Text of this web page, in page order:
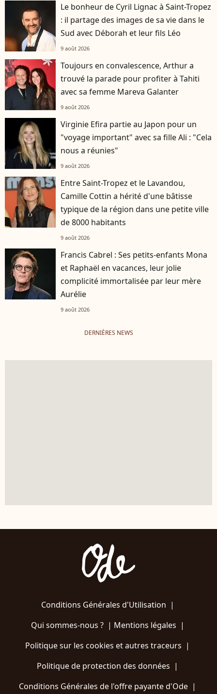
Le bonheur de Cyril Lignac à Saint-Tropez
: il partage des images de sa vie dans le
Sud avec Déborah et leur fils Léo
9 août 2026
Toujours en convalescence, Arthur a
trouvé la parade pour profiter à Tahiti
avec sa femme Mareva Galanter
9 août 2026
Virginie Efira partie au Japon pour un
"voyage important" avec sa fille Ali : "Cela
nous a réunies"
9 août 2026
Entre Saint-Tropez et le Lavandou,
Camille Cottin a hérité d'une bâtisse
typique de la région dans une petite ville
de 8000 habitants
9 août 2026
Francis Cabrel : Ses petits-enfants Mona
et Raphaël en vacances, leur jolie
complicité immortalisée par leur mère
Aurélie
9 août 2026
DERNIÈRES NEWS
Conditions Générales d'Utilisation |
Qui sommes-nous ?| Mentions légales |
Politique sur les cookies et autres traceurs |
Politique de protection des données |
Conditions Générales de l'offre payante d'Ode |